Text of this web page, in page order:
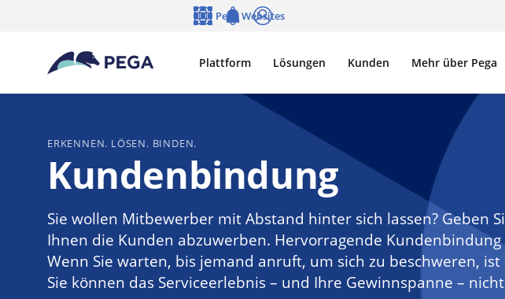
Plattform Lösungen Kunden Mehr über Pega
Pega Websites
ERKENNEN. LÖSEN. BINDEN.
Kundenbindung
Sie wollen Mitbewerber mit Abstand hinter sich lassen? Geben
Ihnen die Kunden abzuwerben. Hervorragende
Wenn Sie warten, bis jemand anruft, um sich zu beschweren,
Sie können das Serviceerlebnis – und Ihre Gewinnspanne –